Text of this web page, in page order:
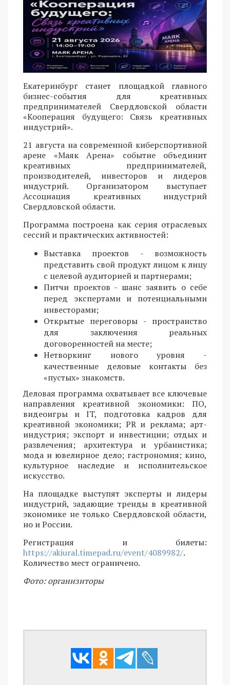
Екатеринбург станет площадкой главного
бизнес-события для креативных
предпринимателей Свердловской области
«Кооперация будущего: Связь креативных
индустрий».
21 августа на современной киберспортивной
арене «Маяк Арена» событие объединит
креативных предпринимателей,
производителей, инвесторов и лидеров
индустрий. Организатором выступает
Ассоциация креативных индустрий
Свердловской области.
Программа построена как серия отраслевых
сессий и практических активностей:
Выставка проектов - возможность
представить свой продукт лицом к лицу
с целевой аудиторией и партнерами;
Питчи проектов - шанс заявить о себе
перед экспертами и потенциальными
инвесторами;
Открытые переговоры - пространство
для заключения реальных
договоренностей на месте;
Нетворкинг нового уровня -
качественные деловые контакты без
«пустых» знакомств.
Деловая программа охватывает все ключевые
направления креативной экономики: ПО,
видеоигры и IT, подготовка кадров для
креативной экономики; PR и реклама; арт-
индустрия; экспорт и инвестиции; отдых и
развлечения; архитектура и урбанистика;
мода и ювелирное дело; гастрономия; кино,
культурное наследие и исполнительское
искусство.
На площадке выступят эксперты и лидеры
индустрий, задающие тренды в креативной
экономике не только Свердловской области,
но и России.
Регистрация и билеты:
https://akiural.timepad.ru/event/4089982/.
Количество мест ограничено.
Фото: организиторы